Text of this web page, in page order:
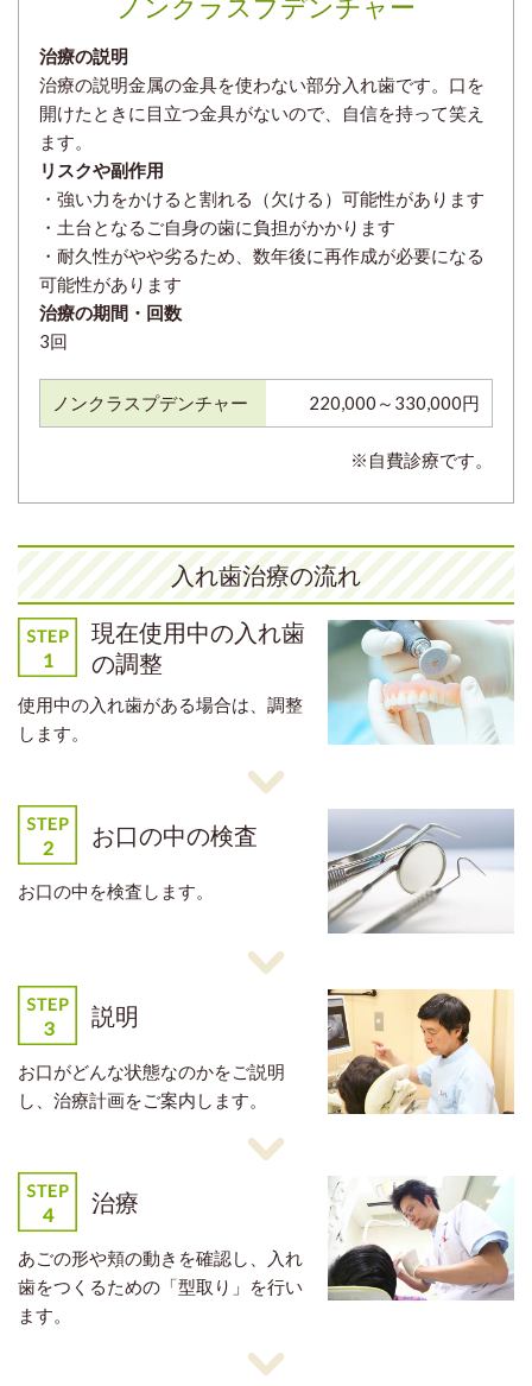
治療の説明
治療の説明金属の金具を使わない部分入れ歯です。口を
開けたときに目立つ金具がないので、自信を持って笑え
ます。
リスクや副作用
・強い力をかけると割れる（欠ける）可能性があります
・土台となるご自身の歯に負担がかかります
・耐久性がやや劣るため、数年後に再作成が必要になる
可能性があります
治療の期間・回数
3回
ノンクラスプデンチャー 220,000～330,000円
※自費診療です。
入れ歯治療の流れ
現在使用中の入れ歯
の調整
使用中の入れ歯がある場合は、調整
します。
お口の中の検査
お口の中を検査します。
説明
お口がどんな状態なのかをご説明
し、治療計画をご案内します。
治療
あごの形や頬の動きを確認し、入れ
歯をつくるための「型取り」を行い
ます。